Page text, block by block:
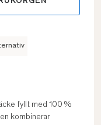
fyllt med 100 %
kombinerar